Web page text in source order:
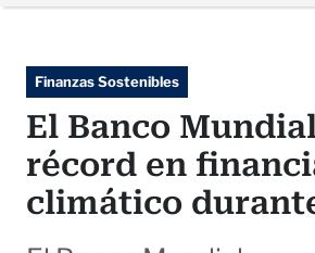
Finanzas Sostenibles
El Banco
récord en
climático